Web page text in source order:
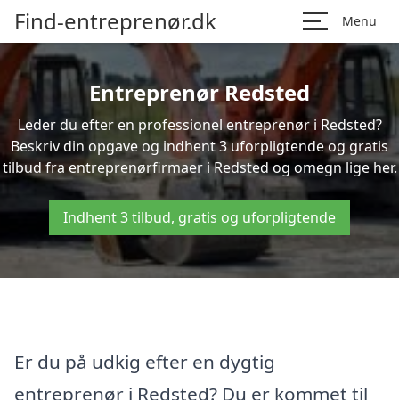
Find-entreprenør.dk Menu
Entreprenør Redsted
Leder du efter en professionel entreprenør i Redsted?
Beskriv din opgave og indhent 3 uforpligtende og gratis
tilbud fra entreprenørfirmaer i Redsted og omegn lige her.
Indhent 3 tilbud, gratis og uforpligtende
Er du på udkig efter en dygtig
entreprenør i Redsted? Du er kommet til